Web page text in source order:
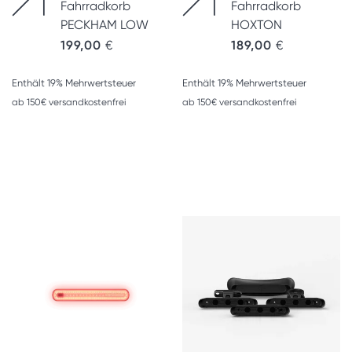
Fahrradkorb
PECKHAM LOW
199,00 €
Enthält 19% Mehrwertsteuer
ab 150€ versandkostenfrei
Fahrradkorb
HOXTON
189,00 €
Enthält 19% Mehrwertsteuer
ab 150€ versandkostenfrei